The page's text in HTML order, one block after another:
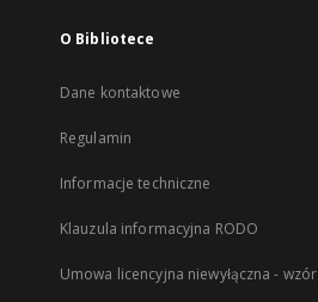
O Bibliotece
Dane kontaktowe
Regulamin
Informacje techniczne
Klauzula informacyjna RODO
Umowa licencyjna niewyłączna - wzór